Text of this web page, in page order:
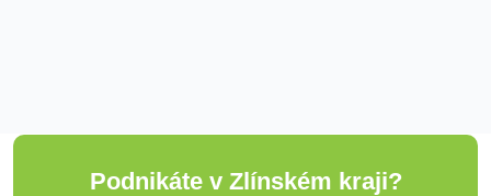
Podnikáte v Zlínském kraji?